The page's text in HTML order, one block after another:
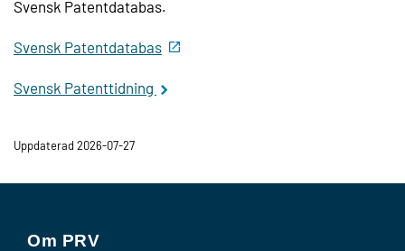
Svensk Patentdatabas.
Svensk Patentdatabas
Svensk Patenttidning
Uppdaterad 2026-07-27
Om PRV